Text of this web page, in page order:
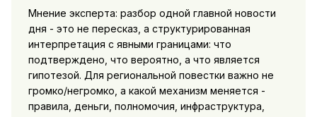
Мнение эксперта: разбор одной главной новости
дня - это не пересказ, а структурированная
интерпретация с явными границами: что
подтверждено, что вероятно, а что является
гипотезой. Для региональной повестки важно не
громко/негромко, а какой механизм меняется -
правила, деньги, полномочия, инфраструктура,